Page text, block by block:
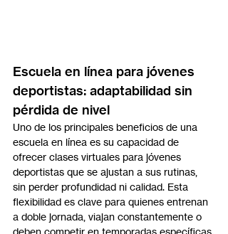
Escuela en línea para jóvenes
deportistas: adaptabilidad sin
pérdida de nivel
Uno de los principales beneficios de una
escuela en línea es su capacidad de
ofrecer clases virtuales para jóvenes
deportistas que se ajustan a sus rutinas,
sin perder profundidad ni calidad. Esta
flexibilidad es clave para quienes entrenan
a doble jornada, viajan constantemente o